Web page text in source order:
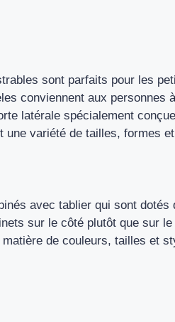
sont parfaits pour les
conviennent aux personnes
latérale spécialement
une variété de tailles, formes
avec tablier qui sont dotés
sur le côté plutôt que sur
matière de couleurs, tailles et